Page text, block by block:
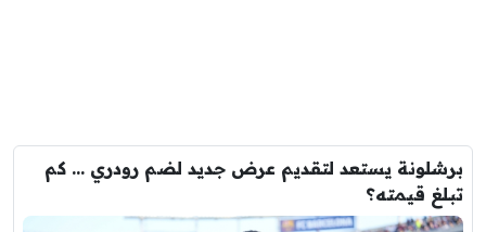
برشلونة يستعد لتقديم عرض جديد لضم رودري … كم
تبلغ قيمته؟